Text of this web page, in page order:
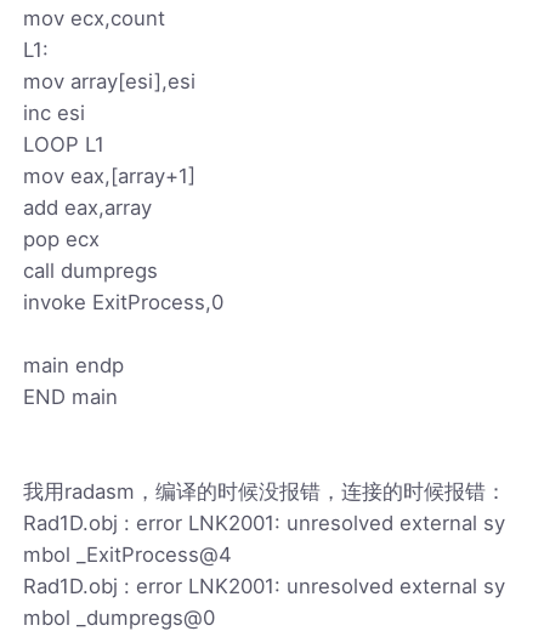
mov ecx,count
L1:
mov array[esi],esi
inc esi
LOOP L1
mov eax,[array+1]
add eax,array
pop ecx
call dumpregs
invoke ExitProcess,0
main endp
END main
我用radasm，编译的时候没报错，连接的时候报错：
Rad1D.obj : error LNK2001: unresolved external sy
mbol _ExitProcess@4
Rad1D.obj : error LNK2001: unresolved external sy
mbol _dumpregs@0